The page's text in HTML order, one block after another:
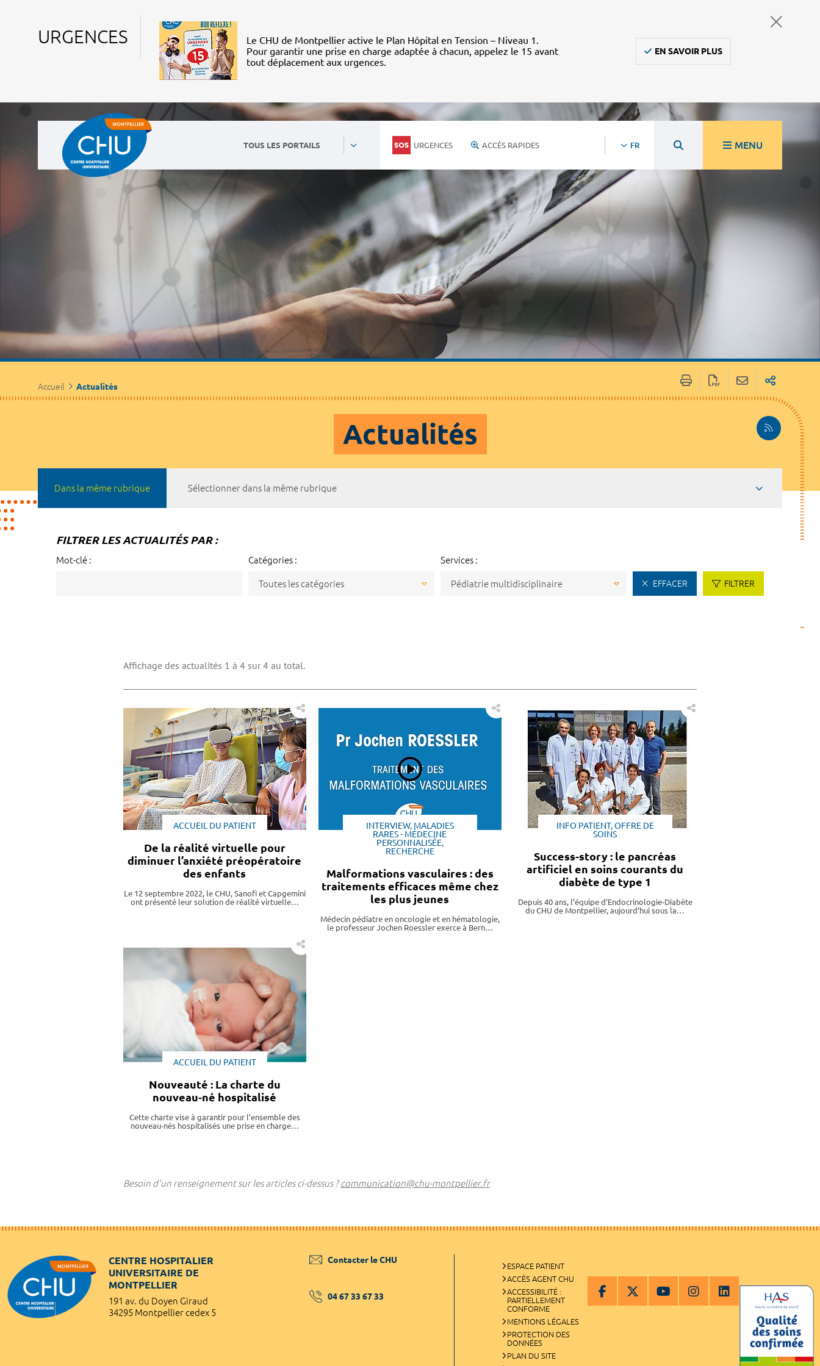
URGENCES
Le CHU de Montpellier active le Plan Hôpital en Tension – Niveau 1.
Pour garantir une prise en charge adaptée à chacun, appelez le 15 avant
tout déplacement aux urgences.
EN SAVOIR PLUS
TOUS LES PORTAILS URGENCES ACCÈS RAPIDES FR MENU
Accueil Actualités
Actualités
Dans la même rubrique Sélectionner dans la même rubrique
FILTRER LES ACTUALITÉS PAR :
Mot-clé : Catégories :
Toutes les catégories
Services :
EFFACER FILTRER
Affichage des actualités 1 à 4 sur 4 au total.
ACCUEIL DU PATIENT
De la réalité virtuelle pour
diminuer l’anxiété préopératoire
des enfants
Le 12 septembre 2022, le CHU, Sanofi et Capgemini
ont présenté leur solution de réalité virtuelle…
INTERVIEW, MALADIES
RARES - MÉDECINE
PERSONNALISÉE,
RECHERCHE
Malformations vasculaires : des
traitements efficaces même chez
les plus jeunes
Médecin pédiatre en oncologie et en hématologie,
le professeur Jochen Roessler exerce à Bern…
INFO PATIENT, OFFRE DE
SOINS
Success-story : le pancréas
artificiel en soins courants du
diabète de type 1
Depuis 40 ans, l’équipe d’Endocrinologie-Diabète
du CHU de Montpellier, aujourd’hui sous la…
ACCUEIL DU PATIENT
Nouveauté : La charte du
nouveau-né hospitalisé
Cette charte vise à garantir pour l’ensemble des
nouveau-nés hospitalisés une prise en charge…
Besoin d'un renseignement sur les articles ci-dessus ?communication@chu-montpellier.fr
CENTRE HOSPITALIER
UNIVERSITAIRE DE
MONTPELLIER
191 av. du Doyen Giraud
34295 Montpellier cedex 5
Contacter le CHU
04 67 33 67 33
ESPACE PATIENT
ACCÈS AGENT CHU
ACCESSIBILITÉ :
PARTIELLEMENT
CONFORME
MENTIONS LÉGALES
PROTECTION DES
DONNÉES
PLAN DU SITE